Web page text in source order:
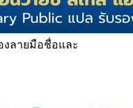
ลายมือชื่อและ